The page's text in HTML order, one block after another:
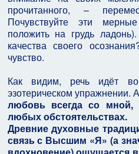
прочитанного, –
Почувствуйте эти
положить на грудь
качества своего
чувство.
Как видим, речь идёт
эзотерическом упражнении. А
любовь всегда со
любых обстоятельствах.
Древние духовные
связь с Высшим «Я» (а